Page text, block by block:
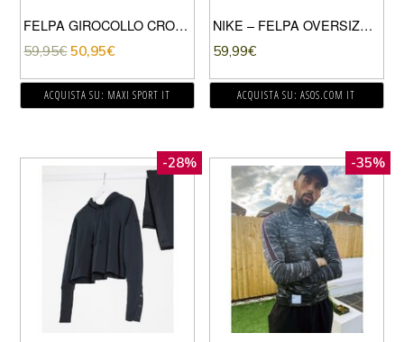
FELPA GIROCOLLO CROP AIR DONNA
59,95€ 50,95€
ACQUISTA SU: MAXI SPORT IT
NIKE – FELPA OVERSIZE CORTA CON ZIP, CAPPUCCIO E PICCOLO LOGO NIKE GRIGIA-GRIGIO
59,99€
ACQUISTA SU: ASOS.COM IT
-28% -35%